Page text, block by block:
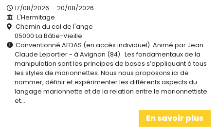
17/08/2026 - 20/08/2026
L'Hermitage
Chemin du col de l'ange
05000 La Bâtie-Vieille
Conventionné AFDAS (en accès individuel). Animé par Jean
Claude Leportier - à Avignon (84) Les fondamentaux de la
manipulation sont les principes de bases s’appliquant à tous
les styles de marionnettes. Nous nous proposons ici de
nommer, définir et expérimenter les différents aspects du
langage marionnette et de la relation entre le marionnettiste
et…
En savoir plus